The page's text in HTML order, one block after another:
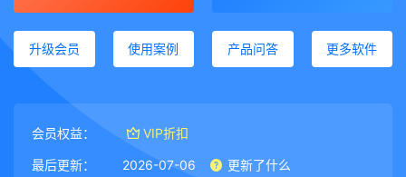
升级会员 使用案例 产品问答 更多软件
会员权益： VIP折扣
最后更新： 2026-07-06 更新了什么